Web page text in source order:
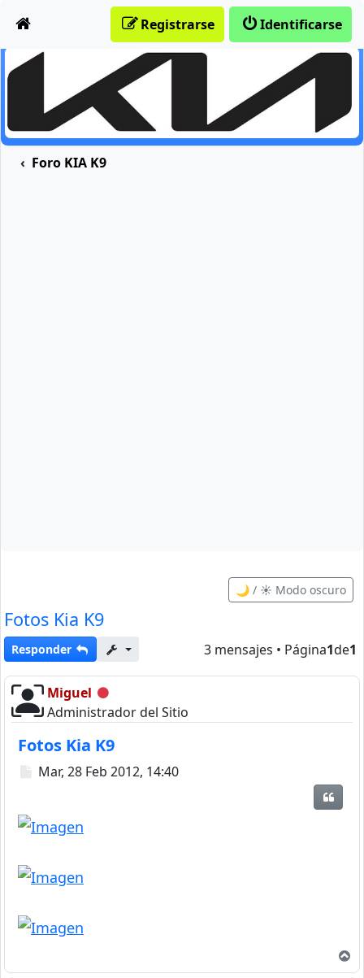
Identificarse
Registrarse
Foro KIA K9
🌙 / ☀️ Modo oscuro
Fotos Kia K9
Responder 3 mensajes • Página1de1
Miguel Desconectado
Administrador del Sitio
Fotos Kia K9
Mensaje
Mar, 28 Feb 2012, 14:40